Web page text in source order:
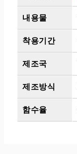
내용물
착용기간
제조국
제조방식
함수율